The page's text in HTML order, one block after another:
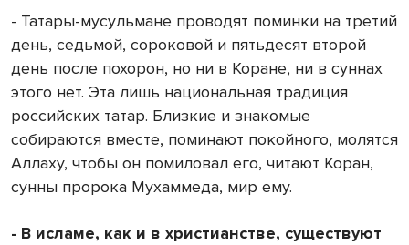
- Татары-мусульмане проводят поминки на третий
день, седьмой, сороковой и пятьдесят второй
день после похорон, но ни в Коране, ни в суннах
этого нет. Эта лишь национальная традиция
российских татар. Близкие и знакомые
собираются вместе, поминают покойного, молятся
Аллаху, чтобы он помиловал его, читают Коран,
сунны пророка Мухаммеда, мир ему.
- В исламе, как и в христианстве, существуют